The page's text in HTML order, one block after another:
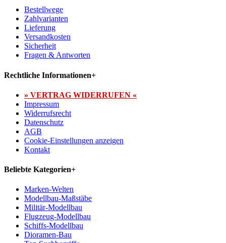
Bestellwege
Zahlvarianten
Lieferung
Versandkosten
Sicherheit
Fragen & Antworten
Rechtliche Informationen+
» VERTRAG WIDERRUFEN «
Impressum
Widerrufsrecht
Datenschutz
AGB
Cookie-Einstellungen anzeigen
Kontakt
Beliebte Kategorien+
Marken-Welten
Modellbau-Maßstäbe
Militär-Modellbau
Flugzeug-Modellbau
Schiffs-Modellbau
Dioramen-Bau